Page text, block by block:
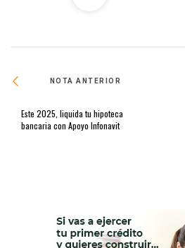
NOTA ANTERIOR
Este 2025, liquida tu hipoteca
bancaria con Apoyo Infonavit